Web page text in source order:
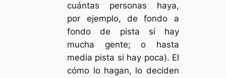
cuántas personas haya,
por ejemplo, de fondo a
fondo de pista si hay
mucha gente; o hasta
media pista si hay poca). El
cómo lo hagan, lo deciden